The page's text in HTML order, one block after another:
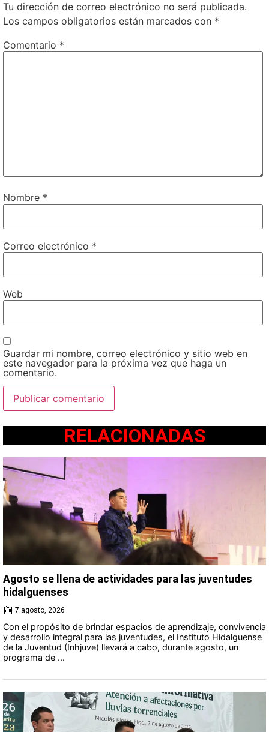
Tu dirección de correo electrónico no será publicada.
Los campos obligatorios están marcados con *
Comentario *
Nombre *
Correo electrónico *
Web
Guardar mi nombre, correo electrónico y sitio web en
este navegador para la próxima vez que haga un
comentario.
RELACIONADAS
Agosto se llena de actividades para las juventudes
hidalguenses
7 agosto, 2026
Con el propósito de brindar espacios de aprendizaje, convivencia
y desarrollo integral para las juventudes, el Instituto Hidalguense
de la Juventud (Inhjuve) llevará a cabo, durante agosto, un
programa de ...